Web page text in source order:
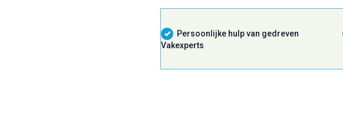
Persoonlijke hulp van gedreven
Vakexperts